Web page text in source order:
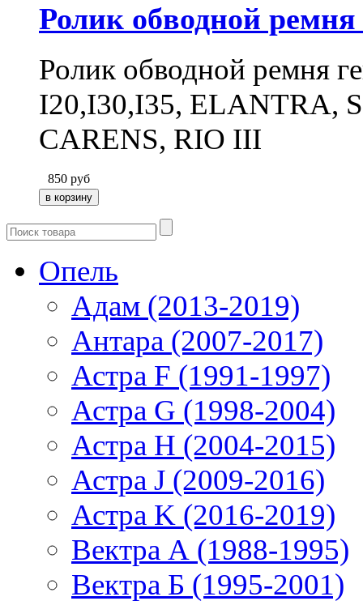
Ролик обводной
Ролик обводной ремня
I20,I30,I35, ELANTRA,
CARENS, RIO III
850 руб
Опель
Адам (2013-2019)
Антара (2007-2017)
Астра F (1991-1997)
Астра G (1998-2004)
Астра H (2004-2015)
Астра J (2009-2016)
Астра K (2016-2019)
Вектра А (1988-1995)
Вектра Б (1995-2001)